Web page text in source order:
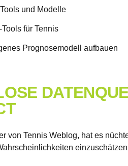
und Modelle
für Tennis
Prognosemodell aufbauen
von Tennis Weblog, hat es